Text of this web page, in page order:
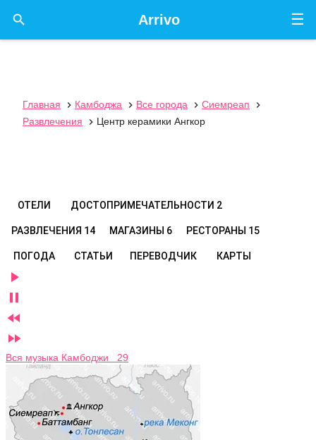
☰
Arrivo

Главная  Камбоджа  Все города  Сиемреап

Развлечения
 Центр керамики Ангкор
ОТЕЛИ ДОСТОПРИМЕЧАТЕЛЬНОСТИ 2
РАЗВЛЕЧЕНИЯ 14 МАГАЗИНЫ 6 РЕСТОРАНЫ 15
ПОГОДА СТАТЬИ ПЕРЕВОДЧИК КАРТЫ




Вся музыка Камбоджи 29